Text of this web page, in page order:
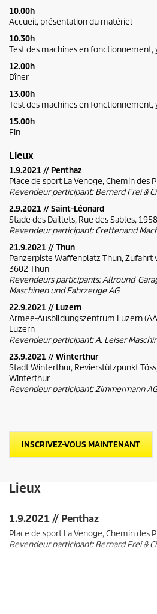
10.00h
Accueil, présentation du matériel
10.30h
Test des machines en fonctionnement,
12.00h
Dîner
13.00h
Test des machines en fonctionnement,
15.00h
Fin
Lieux
1.9.2021 // Penthaz
Place de sport La Venoge, Chemin des
Revendeur participant: Bernard Frei &
2.9.2021 // Saint-Léonard
Stade des Daillets, Rue des Sables,
Revendeur participant: Crettenand
21.9.2021 // Thun
Panzerpiste Waffenplatz Thun, Zufahrt
3602 Thun
Revendeurs participants: Allround-
Maschinen und Fahrzeuge AG
22.9.2021 // Luzern
Armee-Ausbildungszentrum Luzern
Luzern
Revendeur participant: A. Leiser
23.9.2021 // Winterthur
Stadt Winterthur, Revierstützpunkt
Winterthur
Revendeur participant: Zimmermann AG
INSCRIVEZ-VOUS MAINTENANT
Lieux
1.9.2021 // Penthaz
Place de sport La Venoge, Chemin des
Revendeur participant: Bernard Frei &